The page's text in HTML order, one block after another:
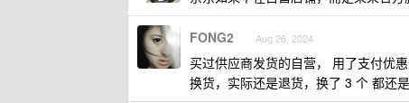
FONG2 Aug 26, 2024
买过供应商发货的自营， 用了支付优
换货，实际还是退货，换了 3 个 都还